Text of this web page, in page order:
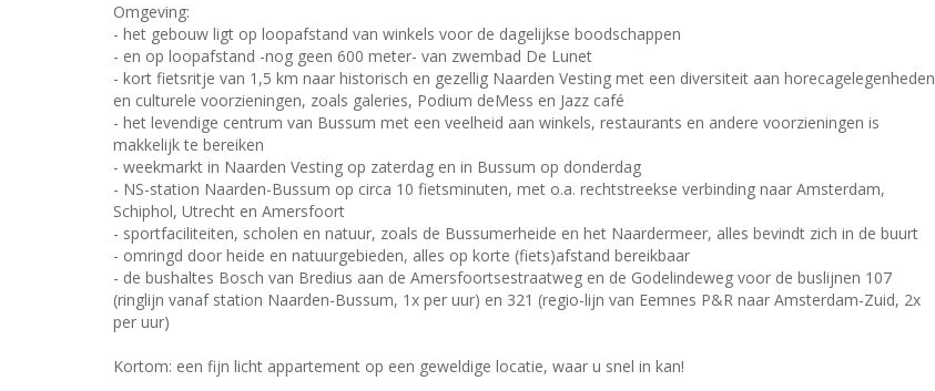
Omgeving:
- het gebouw ligt op loopafstand van winkels voor de dagelijkse boodschappen
- en op loopafstand -nog geen 600 meter- van zwembad De Lunet
- kort fietsritje van 1,5 km naar historisch en gezellig Naarden Vesting met een diversiteit aan horecagelegenheden
en culturele voorzieningen, zoals galeries, Podium deMess en Jazz café
- het levendige centrum van Bussum met een veelheid aan winkels, restaurants en andere voorzieningen is
makkelijk te bereiken
- weekmarkt in Naarden Vesting op zaterdag en in Bussum op donderdag
- NS-station Naarden-Bussum op circa 10 fietsminuten, met o.a. rechtstreekse verbinding naar Amsterdam,
Schiphol, Utrecht en Amersfoort
- sportfaciliteiten, scholen en natuur, zoals de Bussumerheide en het Naardermeer, alles bevindt zich in de buurt
- omringd door heide en natuurgebieden, alles op korte (fiets)afstand bereikbaar
- de bushaltes Bosch van Bredius aan de Amersfoortsestraatweg en de Godelindeweg voor de buslijnen 107
(ringlijn vanaf station Naarden-Bussum, 1x per uur) en 321 (regio-lijn van Eemnes P&R naar Amsterdam-Zuid, 2x
per uur)
Kortom: een fijn licht appartement op een geweldige locatie, waar u snel in kan!